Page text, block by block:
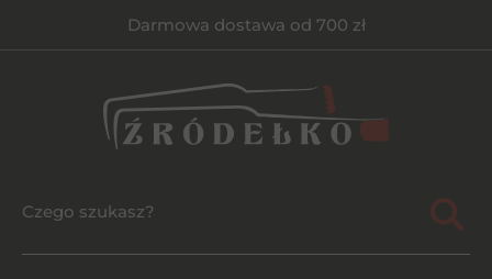
Darmowa dostawa od 700 zł